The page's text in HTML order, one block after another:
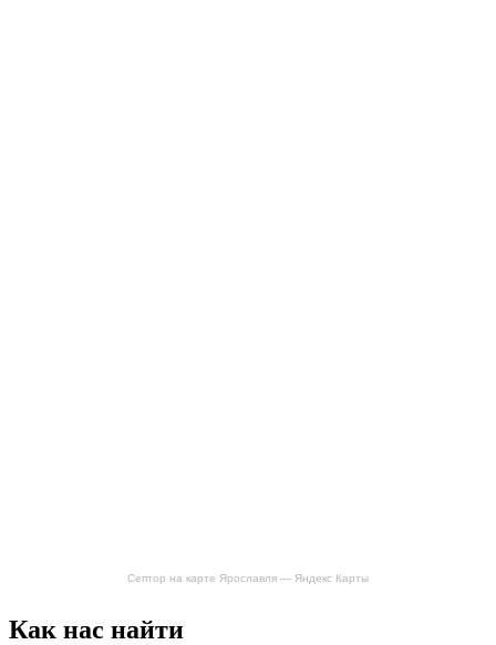
Септор на карте Ярославля — Яндекс Карты
Как нас найти